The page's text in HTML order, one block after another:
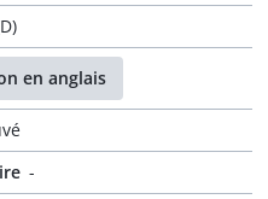
en anglais
-